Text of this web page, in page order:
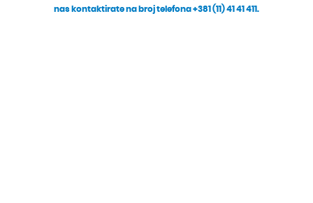
nas kontaktirate na broj telefona +381 (11) 41 41 411.